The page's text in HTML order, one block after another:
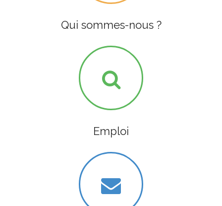
Qui sommes-nous ?
Emploi